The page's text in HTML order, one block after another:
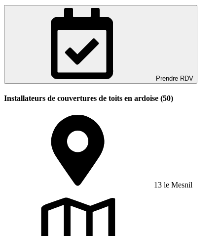
Prendre RDV
Installateurs de couvertures de toits en ardoise (50)
13 le Mesnil